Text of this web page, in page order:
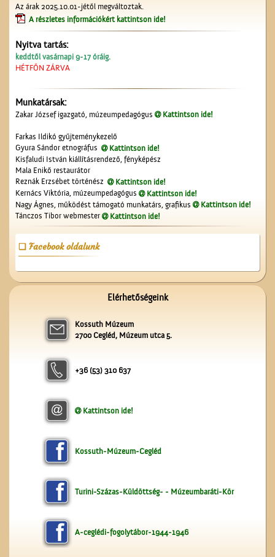
A ceglédi katolikus
templom tornya
Dalkarról
Érettségi a Ceglédi
Magyar Királyi Állami
A Vasútépítő- és
A valóság Pest megyében.
Az árak 2025.10.01-jétől megváltoztak.
A részletes információkért kattintson ide!
Nyitva tartás:
keddtől vasárnapi 9-17 óráig.
HÉTFŐN ZÁRVA
Munkatársak:
Zakar József igazgató, múzeumpedagógus Kattintson ide!
Farkas Ildikó gyűjteménykezelő
Gyura Sándor etnográfus
Kattintson ide!
Kisfaludi István kiállításrendező, fényképész
Mala Enikő restaurátor
Reznák Erzsébet történész
Kattintson ide!
Kernács Viktória, múzeumpedagógus
Kattintson ide!
Nagy Ágnes, működést támogató munkatárs, grafikus
Kattintson ide!
Tánczos Tibor webmester
Kattintson ide!
Facebook oldalunk
Elérhetőségeink
Kossuth Múzeum
2700 Cegléd, Múzeum utca 5.
+36 (53) 310 637
Kattintson ide!
Kossuth-Múzeum-Cegléd
Turini-Százas-Küldöttség- - Múzeumbaráti-Kör
A-ceglédi-fogolytábor-1944-1946